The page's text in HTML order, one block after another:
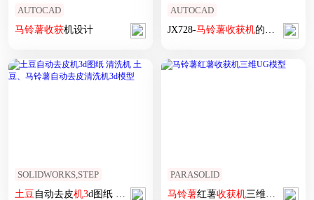
AUTOCAD
马铃薯收获机设计
AUTOCAD
JX728-马铃薯收获机的设计
SOLIDWORKS,STEP
土豆自动去皮机3d图纸 清洗 机 、马铃薯自动去皮清洗机 d模型
PARASOLID
马铃薯红薯收获机三维UG模型